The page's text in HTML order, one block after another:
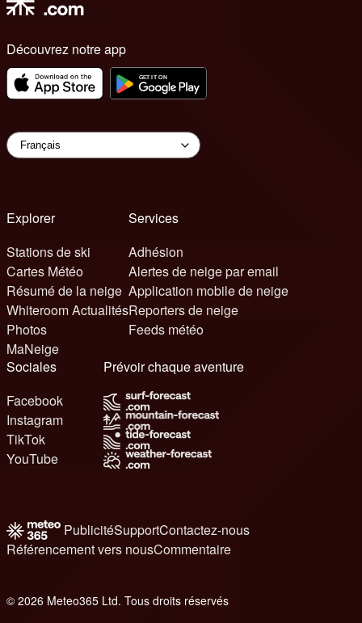
Découvrez notre app
Explorer
Stations de ski
Cartes Météo
Résumé de la neige
Whiteroom Actualités
Photos
MaNeige
Services
Adhésion
Alertes de neige par email
Application mobile de neige
Reporters de neige
Feeds météo
Sociales
Facebook
Instagram
TikTok
YouTube
Prévoir chaque aventure
PublicitéSupportContactez-nous
Référencement vers nousCommentaire
© 2026 Meteo365 Ltd. Tous droits réservés